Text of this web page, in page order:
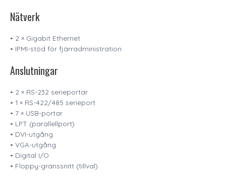
Nätverk
• 2 × Gigabit Ethernet
• IPMI-stöd för fjärradministration
Anslutningar
• 2 × RS-232 serieportar
• 1 × RS-422/485 serieport
• 7 × USB-portar
• LPT (parallellport)
• DVI-utgång
• VGA-utgång
• Digital I/O
• Floppy-gränssnitt (tillval)